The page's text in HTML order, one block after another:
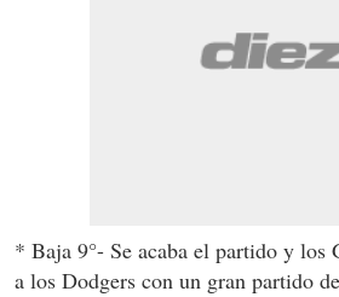
* Baja 9°- Se acaba el partido y los
a los Dodgers con un gran partido